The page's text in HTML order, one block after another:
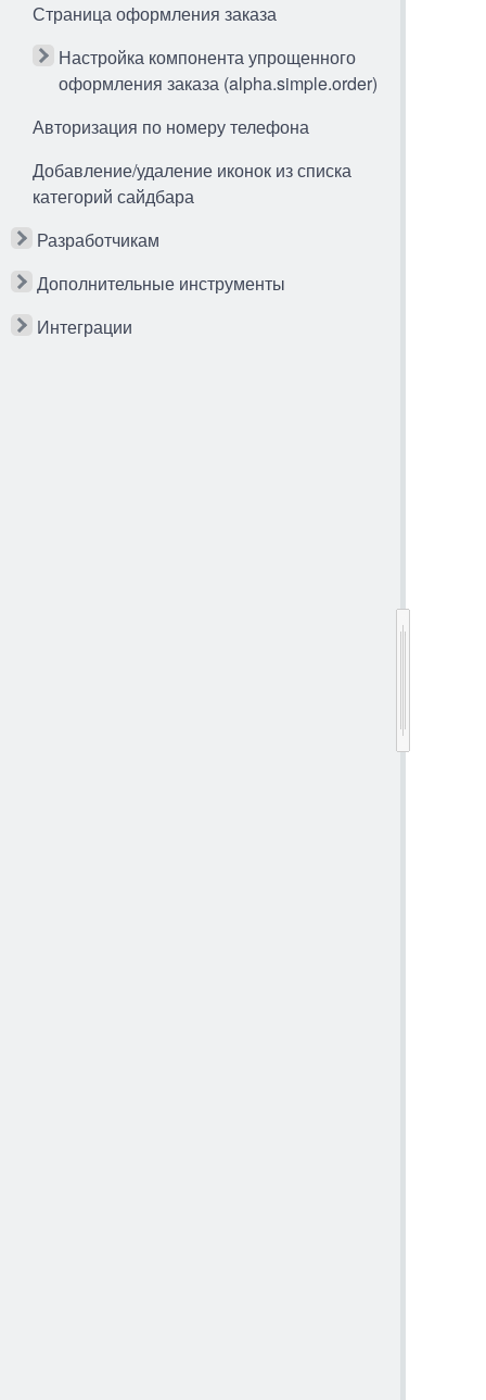
Страница оформления заказа
Настройка компонента упрощенного
оформления заказа (alpha.simple.order)
Авторизация по номеру телефона
Добавление/удаление иконок из списка
категорий сайдбара
Разработчикам
Дополнительные инструменты
Интеграции